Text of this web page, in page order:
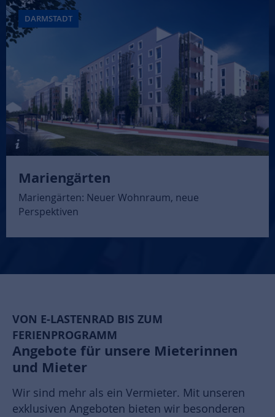
DARMSTADT
Mariengärten
Mariengärten: Neuer Wohnraum, neue
Perspektiven
VON E-LASTENRAD BIS ZUM
FERIENPROGRAMM
Angebote für unsere Mieterinnen
und Mieter
Wir sind mehr als ein Vermieter. Mit unseren
exklusiven Angeboten bieten wir besonderen